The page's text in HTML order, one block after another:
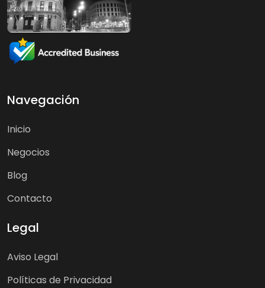
Navegación
Inicio
Negocios
Blog
Contacto
Legal
Aviso Legal
Políticas de Privacidad